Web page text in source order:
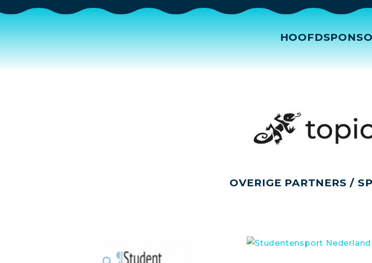
OVERIGE PARTNERS /